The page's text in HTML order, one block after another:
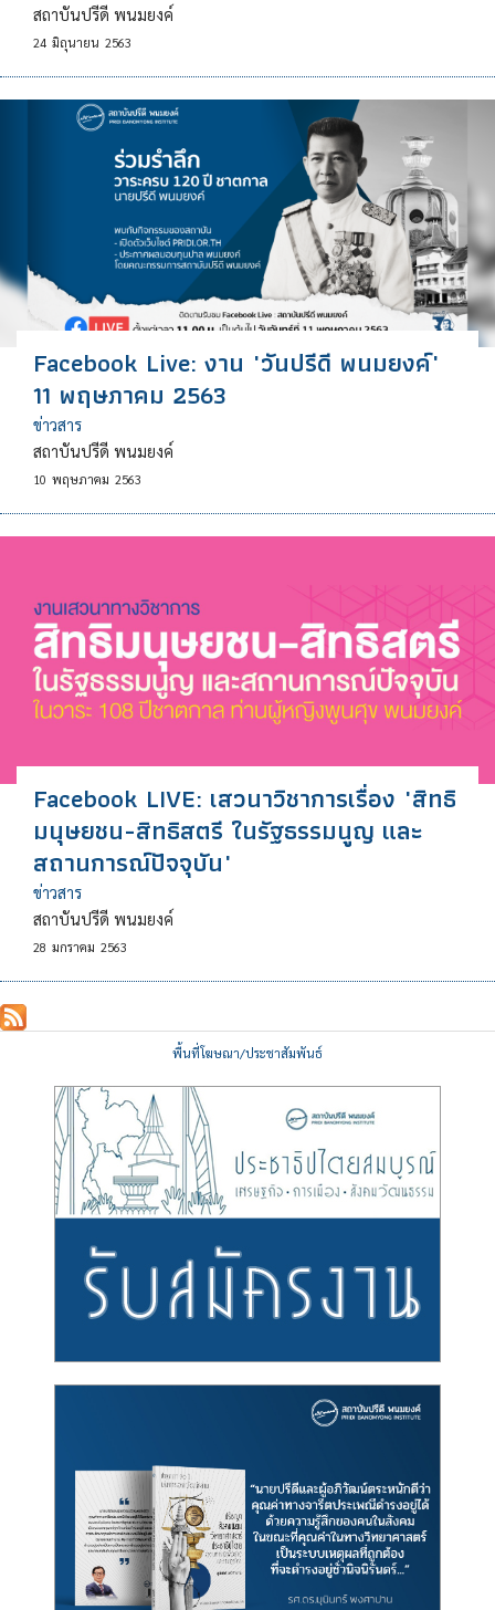
สถาบันปรีดี พนมยงค์
24 มิถุนายน 2563
Facebook Live: งาน "วันปรีดี พนมยงค์"
11 พฤษภาคม 2563
ข่าวสาร
สถาบันปรีดี พนมยงค์
10 พฤษภาคม 2563
Facebook LIVE: เสวนาวิชาการเรื่อง "สิทธิ
มนุษยชน-สิทธิสตรี ในรัฐธรรมนูญ และ
สถานการณ์ปัจจุบัน"
ข่าวสาร
สถาบันปรีดี พนมยงค์
28 มกราคม 2563
พื้นที่โฆษณา/ประชาสัมพันธ์